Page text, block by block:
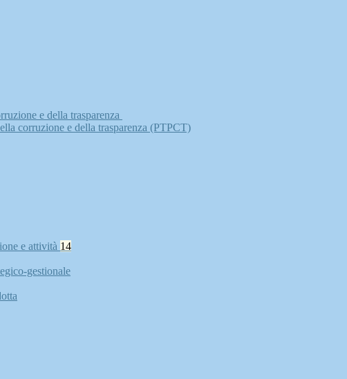
e della trasparenza
corruzione e della trasparenza (PTPCT)
e attività 14
gestionale